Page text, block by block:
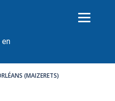
en
(MAIZERETS)